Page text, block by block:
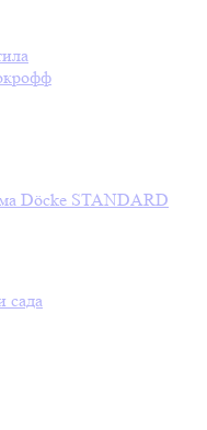
Döcke STANDARD
сада